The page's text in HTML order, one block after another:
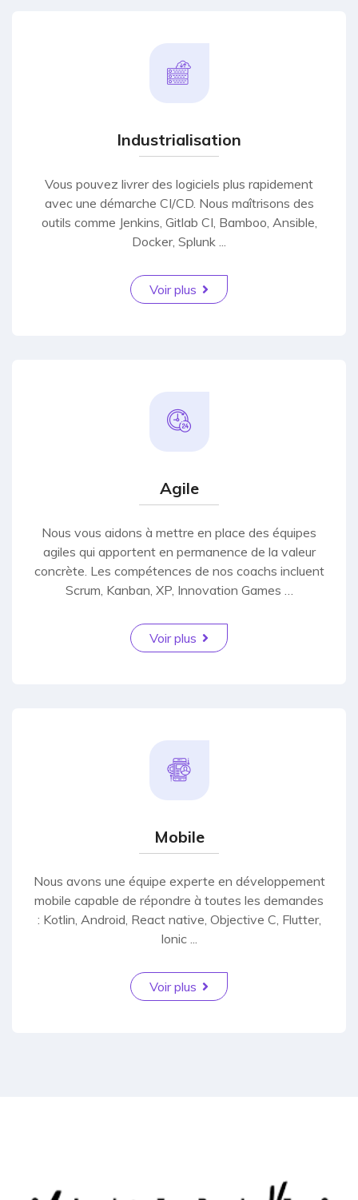
Industrialisation
Vous pouvez livrer des logiciels plus rapidement
avec une démarche CI/CD. Nous maîtrisons des
outils comme Jenkins, Gitlab CI, Bamboo, Ansible,
Docker, Splunk ...
Voir plus
Agile
Nous vous aidons à mettre en place des équipes
agiles qui apportent en permanence de la valeur
concrète. Les compétences de nos coachs incluent
Scrum, Kanban, XP, Innovation Games …
Voir plus
Mobile
Nous avons une équipe experte en développement
mobile capable de répondre à toutes les demandes
: Kotlin, Android, React native, Objective C, Flutter,
Ionic ...
Voir plus